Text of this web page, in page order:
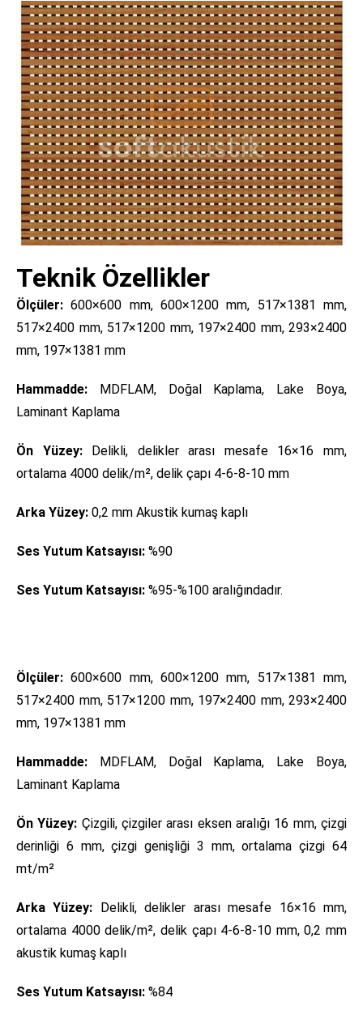
Teknik Özellikler
Ölçüler: 600×600 mm, 600×1200 mm, 517×1381 mm,
517×2400 mm, 517×1200 mm, 197×2400 mm, 293×2400
mm, 197×1381 mm
Hammadde: MDFLAM, Doğal Kaplama, Lake Boya,
Laminant Kaplama
Ön Yüzey:Delikli, delikler arası mesafe 16×16 mm,
ortalama 4000 delik/m², delik çapı 4-6-8-10 mm
Arka Yüzey: 0,2 mm Akustik kumaş kaplı
Ses Yutum Katsayısı: %90
Ses Yutum Katsayısı: %95-%100 aralığındadır.
Ölçüler: 600×600 mm, 600×1200 mm, 517×1381 mm,
517×2400 mm, 517×1200 mm, 197×2400 mm, 293×2400
mm, 197×1381 mm
Hammadde: MDFLAM, Doğal Kaplama, Lake Boya,
Laminant Kaplama
Ön Yüzey: Çizgili, çizgiler arası eksen aralığı 16 mm, çizgi
derinliği 6 mm, çizgi genişliği 3 mm, ortalama çizgi 64
mt/m²
Arka Yüzey: Delikli, delikler arası mesafe 16×16 mm,
ortalama 4000 delik/m², delik çapı 4-6-8-10 mm, 0,2 mm
akustik kumaş kaplı
Ses Yutum Katsayısı: %84